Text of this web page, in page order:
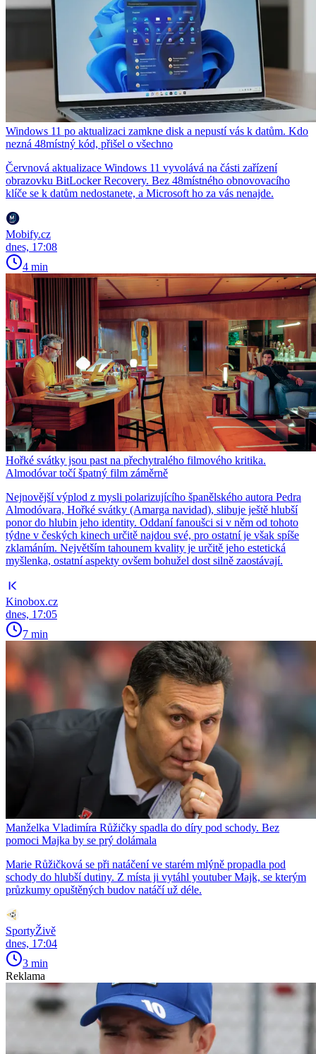
Windows 11 po aktualizaci zamkne disk a nepustí vás k datům. Kdo
nezná 48místný kód, přišel o všechno
Červnová aktualizace Windows 11 vyvolává na části zařízení
obrazovku BitLocker Recovery. Bez 48místného obnovovacího
klíče se k datům nedostanete, a Microsoft ho za vás nenajde.
Mobify.cz
dnes, 17:08
4 min
Hořké svátky jsou past na přechytralého filmového kritika.
Almodóvar točí špatný film záměrně
Nejnovější výplod z mysli polarizujícího španělského autora Pedra
Almodóvara, Hořké svátky (Amarga navidad), slibuje ještě hlubší
ponor do hlubin jeho identity. Oddaní fanoušci si v něm od tohoto
týdne v českých kinech určitě najdou své, pro ostatní je však spíše
zklamáním. Největším tahounem kvality je určitě jeho estetická
myšlenka, ostatní aspekty ovšem bohužel dost silně zaostávají.
Kinobox.cz
dnes, 17:05
7 min
Manželka Vladimíra Růžičky spadla do díry pod schody. Bez
pomoci Majka by se prý dolámala
Marie Růžičková se při natáčení ve starém mlýně propadla pod
schody do hlubší dutiny. Z místa ji vytáhl youtuber Majk, se kterým
průzkumy opuštěných budov natáčí už déle.
SportyŽivě
dnes, 17:04
3 min
Reklama